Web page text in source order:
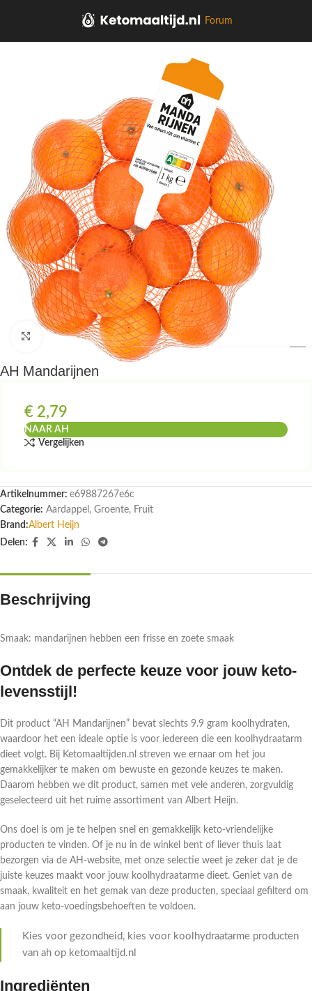
Forum
Klik om te vergroten
AH Mandarijnen
€ 2,79
NAAR AH
Vergelijken
Artikelnummer: e69887267e6c
Categorie: Aardappel, Groente, Fruit
Brand:Albert Heijn
Delen:
Beschrijving
Smaak: mandarijnen hebben een frisse en zoete smaak
Ontdek de perfecte keuze voor jouw keto-
levensstijl!
Dit product “AH Mandarijnen” bevat slechts 9.9 gram koolhydraten,
waardoor het een ideale optie is voor iedereen die een koolhydraatarm
dieet volgt. Bij Ketomaaltijden.nl streven we ernaar om het jou
gemakkelijker te maken om bewuste en gezonde keuzes te maken.
Daarom hebben we dit product, samen met vele anderen, zorgvuldig
geselecteerd uit het ruime assortiment van Albert Heijn.
Ons doel is om je te helpen snel en gemakkelijk keto-vriendelijke
producten te vinden. Of je nu in de winkel bent of liever thuis laat
bezorgen via de AH-website, met onze selectie weet je zeker dat je de
juiste keuzes maakt voor jouw koolhydraatarme dieet. Geniet van de
smaak, kwaliteit en het gemak van deze producten, speciaal gefilterd om
aan jouw keto-voedingsbehoeften te voldoen.
Kies voor gezondheid, kies voor koolhydraatarme producten
van ah op ketomaaltijd.nl
Ingrediënten